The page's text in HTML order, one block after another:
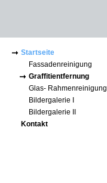
Startseite
Fassadenreinigung
Graffitientfernung
Glas- Rahmenreinigung
Bildergalerie I
Bildergalerie II
Kontakt